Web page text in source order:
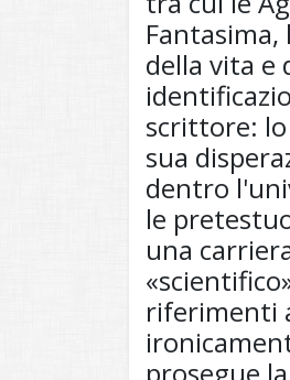
della vita e
scrittore: lo
sua
dentro
le
una
riferimenti